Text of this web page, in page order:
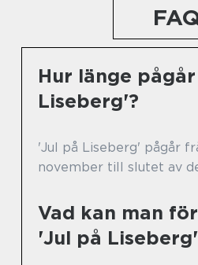
Hur länge
Liseberg'?
'Jul på Liseberg' pågår
november till slutet av
Vad kan man
'Jul på